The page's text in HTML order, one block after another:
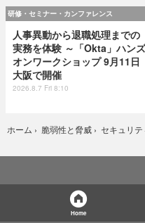
研修・セミナー・カンファレンス
人事異動から退職処理までの
実務を体験 ～「Okta」ハン
オンワークショップ 9月11日
大阪で開催
2026.8.7 Fri 8:10
ホーム › 脆弱性と脅威 › セキュリ
Home